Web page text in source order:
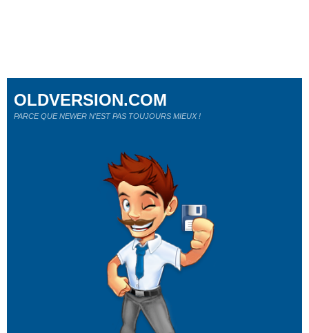
OLDVERSION.COM
PARCE QUE NEWER N'EST PAS TOUJOURS MIEUX !